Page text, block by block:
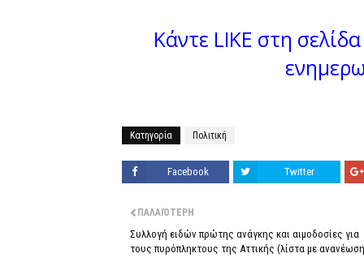
Κάντε LIKE στη
Κατηγορία Πολιτική
Facebook Twitter
ΠΑΛΑΙΌΤΕΡΗ
Συλλογή ειδών πρώτης ανάγκης και αιμοδοσίες για
τους πυρόπληκτους της Αττικής (λίστα με